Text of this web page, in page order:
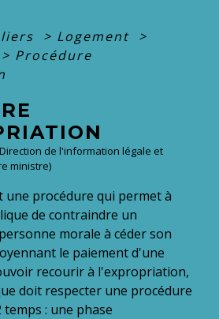
> Logement >
> Procédure
de l'information légale et
ministre)
procédure qui permet à
de contraindre un
morale à céder son
le paiement d'une
recourir à l'expropriation,
doit respecter une procédure
: une phase